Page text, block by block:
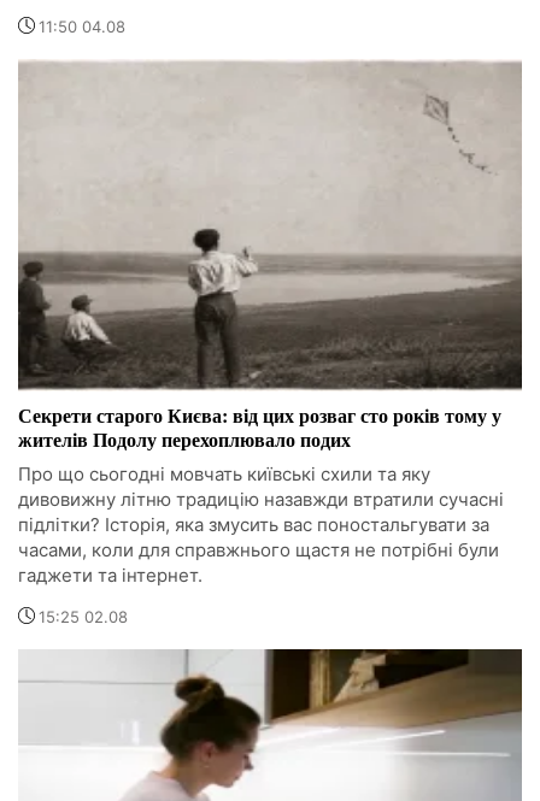
11:50 04.08
Секрети старого Києва: від цих розваг сто років тому у
жителів Подолу перехоплювало подих
Про що сьогодні мовчать київські схили та яку
дивовижну літню традицію назавжди втратили сучасні
підлітки? Історія, яка змусить вас поностальгувати за
часами, коли для справжнього щастя не потрібні були
гаджети та інтернет.
15:25 02.08